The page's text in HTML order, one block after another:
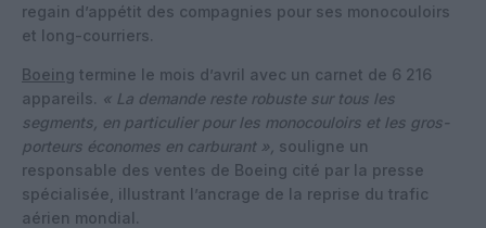
regain d’appétit des compagnies pour ses monocouloirs
et long-courriers.
Boeing termine le mois d’avril avec un carnet de 6 216
appareils. « La demande reste robuste sur tous les
segments, en particulier pour les monocouloirs et les gros-
porteurs économes en carburant », souligne un
responsable des ventes de Boeing cité par la presse
spécialisée, illustrant l’ancrage de la reprise du trafic
aérien mondial.